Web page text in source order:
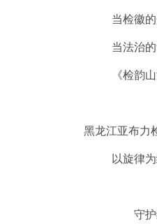
当检徽
当法治
《检韵
黑龙江亚布力
以旋律
守